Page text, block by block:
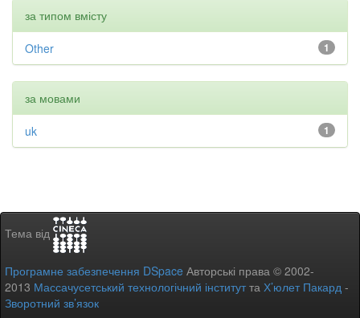
за типом вмісту
1
Other
за мовами
1
uk
Тема від
Програмне забезпечення DSpace Авторські права © 2002-
2013 Массачусетський технологічний інститутта Х’юлет Пакард -
Зворотний зв’язок